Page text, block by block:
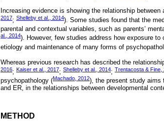
Increasing evidence is showing the relationship
2017; Shelleby et al., 2014). Some studies found that the
parental and contextual variables, such as parents’
al., 2014). However, few studies address how exposure
etiology and maintenance of many forms of
Whereas previous research has described the
2016; Kaiser et al., 2017; Shelleby et al., 2014; Trentacosta & Fine,
psychopathology (Machado, 2012), the present study
and ER, in the relationships between developmental
METHOD